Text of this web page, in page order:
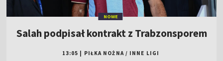
NOWE
Salah podpisał kontrakt z Trabzonsporem
13:05 PIŁKA NOŻNA / INNE LIGI